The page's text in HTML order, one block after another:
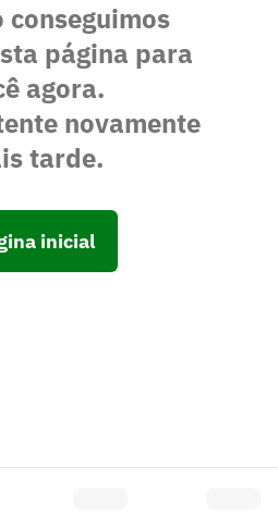
conseguimos
página para
agora.
novamente
tarde.
inicial